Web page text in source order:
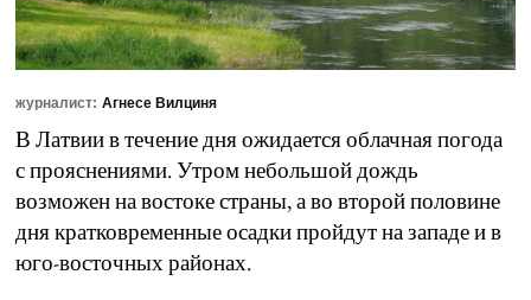
журналист: Агнесе Вилциня
В Латвии в течение дня ожидается облачная погода
с прояснениями. Утром небольшой дождь
возможен на востоке страны, а во второй половине
дня кратковременные осадки пройдут на западе и в
юго-восточных районах.